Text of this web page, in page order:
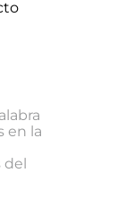
en la
del